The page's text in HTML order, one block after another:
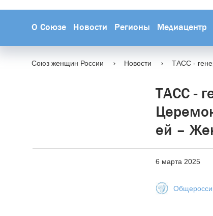
О Союзе Новости Регионы Медиацентр
Союз женщин России Новости ТАСС -
ТАСС -
ей –
6 марта 2025